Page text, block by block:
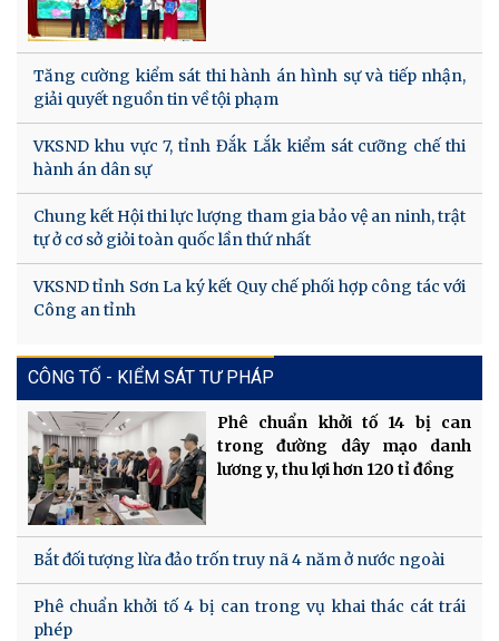
Tăng cường kiểm sát thi hành án hình sự và tiếp nhận,
giải quyết nguồn tin về tội phạm
VKSND khu vực 7, tỉnh Đắk Lắk kiểm sát cưỡng chế thi
hành án dân sự
Chung kết Hội thi lực lượng tham gia bảo vệ an ninh, trật
tự ở cơ sở giỏi toàn quốc lần thứ nhất
VKSND tỉnh Sơn La ký kết Quy chế phối hợp công tác với
Công an tỉnh
CÔNG TỐ - KIỂM SÁT TƯ PHÁP
Phê chuẩn khởi tố 14 bị can
trong đường dây mạo danh
lương y, thu lợi hơn 120 tỉ đồng
Bắt đối tượng lừa đảo trốn truy nã 4 năm ở nước ngoài
Phê chuẩn khởi tố 4 bị can trong vụ khai thác cát trái
phép